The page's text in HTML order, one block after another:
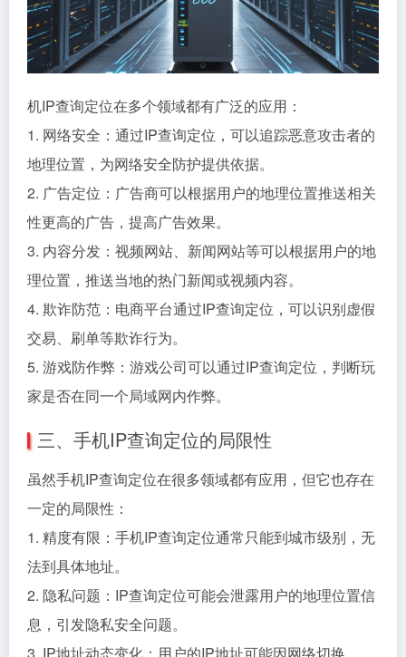
机IP查询定位在多个领域都有广泛的应用：
1. 网络安全：通过IP查询定位，可以追踪恶意攻击者的
地理位置，为网络安全防护提供依据。
2. 广告定位：广告商可以根据用户的地理位置推送相关
性更高的广告，提高广告效果。
3. 内容分发：视频网站、新闻网站等可以根据用户的地
理位置，推送当地的热门新闻或视频内容。
4. 欺诈防范：电商平台通过IP查询定位，可以识别虚假
交易、刷单等欺诈行为。
5. 游戏防作弊：游戏公司可以通过IP查询定位，判断玩
家是否在同一个局域网内作弊。
三、手机IP查询定位的局限性
虽然手机IP查询定位在很多领域都有应用，但它也存在
一定的局限性：
1. 精度有限：手机IP查询定位通常只能到城市级别，无
法到具体地址。
2. 隐私问题：IP查询定位可能会泄露用户的地理位置信
息，引发隐私安全问题。